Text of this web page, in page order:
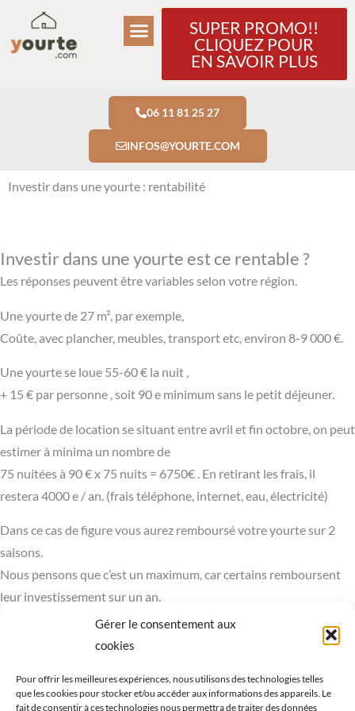
Gérer le consentement aux
cookies
Pour offrir les meilleures expériences, nous utilisons des technologies telles
que les cookies pour stocker et/ou accéder aux informations des appareils. Le
fait de consentir à ces technologies nous permettra de traiter des données
contenu
SUPER PROMO!!
CLIQUEZ POUR
EN SAVOIR PLUS
06 11 81 25 27
INFOS@YOURTE.COM
Investir dans une yourte : rentabilité
Investir dans une yourte est ce rentable ?
Les réponses peuvent être variables selon votre région.
Une yourte de 27 m², par exemple,
Coûte, avec plancher, meubles, transport etc, environ 8-9 000 €.
Une yourte se loue 55-60 € la nuit ,
+ 15 € par personne , soit 90 e minimum sans le petit déjeuner.
La période de location se situant entre avril et fin octobre, on peut
estimer à minima un nombre de
75 nuitées à 90 € x 75 nuits = 6750€ . En retirant les frais, il
restera 4000 e / an. (frais téléphone, internet, eau, électricité)
Dans ce cas de figure vous aurez remboursé votre yourte sur 2
saisons.
Nous pensons que c’est un maximum, car certains remboursent
leur investissement sur un an.
Quoi qu’il en soit pour votre maison d’hôtes la yourte est un
moyen de vous démarquer, et attirer vers vous une clientèle
« famille » séduite par ce type d’hébergement.